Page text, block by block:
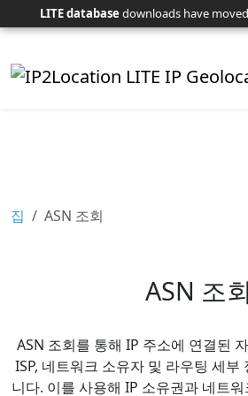
LITE database downloads have
집 ASN 조회
ASN 조회
ASN 조회를 통해 IP 주소에 연결된
ISP, 네트워크 소유자 및 라우팅 세부
니다. 이를 사용해 IP 소유권과 네트